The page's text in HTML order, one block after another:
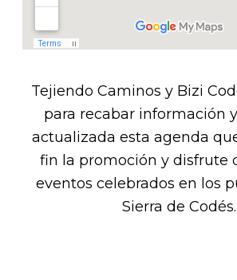
Tejiendo Caminos y Bizi
para recabar información
actualizada esta agenda
fin la promoción y disfrute
eventos celebrados en los
Sierra de Codés.​